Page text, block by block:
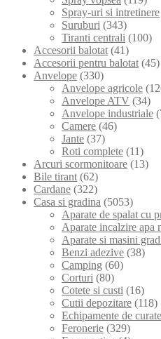
Spray-uri si intretinere
Suruburi (343)
Tiranti centrali (100)
Accesorii balotat (41)
Accesorii pentru balotat (45)
Anvelope (330)
Anvelope agricole
Anvelope ATV (34)
Anvelope industriale
Camere (46)
Jante (37)
Roti complete (11)
Arcuri scormonitoare (13)
Bile tirant (62)
Cardane (322)
Casa si gradina (5053)
Aparate de spalat cu
Aparate incalzire apa
Aparate si masini
Benzi adezive (38)
Camping (60)
Corturi (80)
Cotete si custi (16)
Cutii depozitare (118)
Echipamente de
Feronerie (329)